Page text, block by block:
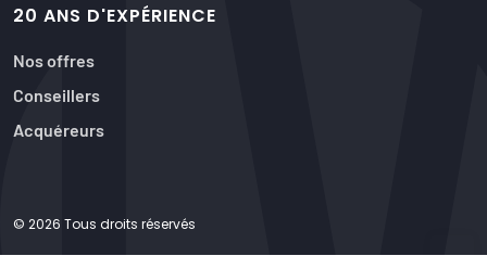
20 ANS D'EXPÉRIENCE
Nos offres
Conseillers
Acquéreurs
© 2026 Tous droits réservés